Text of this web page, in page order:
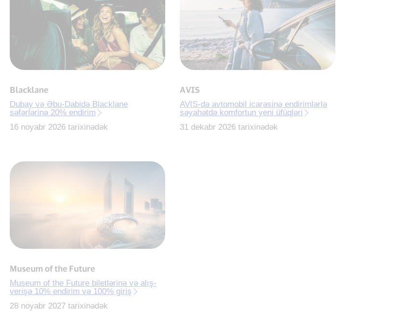
Blacklane
Dubay və Əbu-Dabidə Blacklane
səfərlərinə 20% endirim
16 noyabr 2026 tarixinədək
AVIS
AVIS-də avtomobil icarəsinə endirimlərlə
səyahətdə komfortun yeni üfüqləri
31 dekabr 2026 tarixinədək
Museum of the Future
Museum of the Future biletlərinə və alış-
verişə 10% endirim və 100% giriş
28 noyabr 2027 tarixinədək